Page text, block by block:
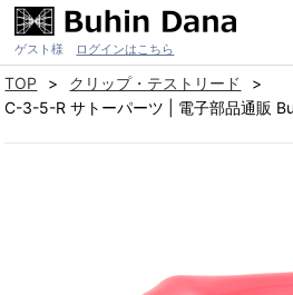
ゲスト様 ログインはこちら
TOP
クリップ・テストリード
C-3-5-R サトーパーツ | 電子部品通販